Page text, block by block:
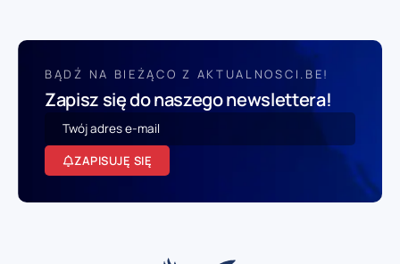
BĄDŹ NA BIEŻĄCO Z AKTUALNOSCI.BE!
Zapisz się do naszego newslettera!
ZAPISUJĘ SIĘ